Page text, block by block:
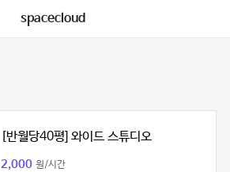
spacecloud
[반월당40평] 와이드 스튜디오
2,000 원/시간